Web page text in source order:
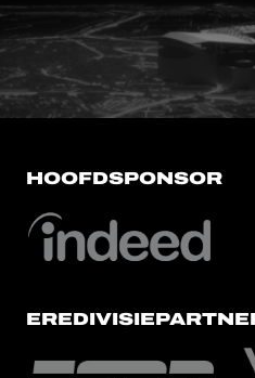
FC
HOOFDSPONSOR